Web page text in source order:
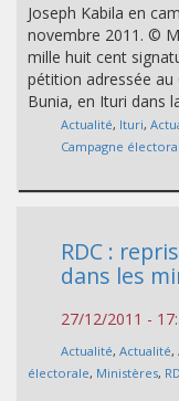
Joseph Kabila en
novembre 2011. ©
mille huit cent
pétition adressée au
Bunia, en Ituri dans
Actualité, Ituri,
Campagne
RDC :
dans les
27/12/2011 -
Actualité, Actualité,
électorale, Ministères,